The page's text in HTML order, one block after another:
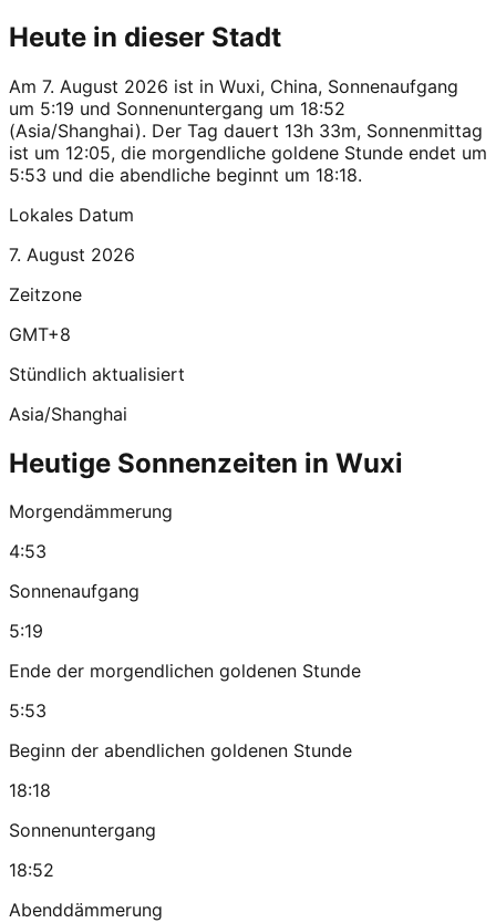
Heute in dieser Stadt
Am 7. August 2026 ist in Wuxi, China, Sonnenaufgang
um 5:19 und Sonnenuntergang um 18:52
(Asia/Shanghai). Der Tag dauert 13h 33m, Sonnenmittag
ist um 12:05, die morgendliche goldene Stunde endet um
5:53 und die abendliche beginnt um 18:18.
Lokales Datum
7. August 2026
Zeitzone
GMT+8
Stündlich aktualisiert
Asia/Shanghai
Heutige Sonnenzeiten in Wuxi
Morgendämmerung
4:53
Sonnenaufgang
5:19
Ende der morgendlichen goldenen Stunde
5:53
Beginn der abendlichen goldenen Stunde
18:18
Sonnenuntergang
18:52
Abenddämmerung